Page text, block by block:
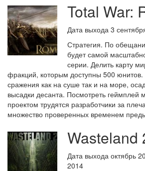
Total War:
Дата выхода 3
Стратегия. По
будет самой
серии. Делить карту
фракций, которым доступны 500
сражения как на суше так и на море,
высадки десанта. Посмотреть геймплей
проектом трудятся разработчики за
множество проверенных временем
Wasteland
Дата выхода октябрь
2014